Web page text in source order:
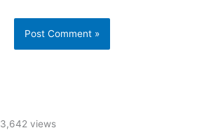
3,642 views